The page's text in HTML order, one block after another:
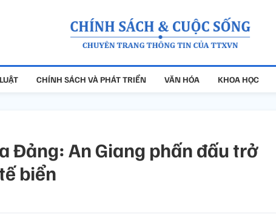
CHÍNH SÁCH VÀ PHÁT TRIỂN VĂN HÓA KHOA HỌC
Đảng: An Giang phấn đấu trở
biển